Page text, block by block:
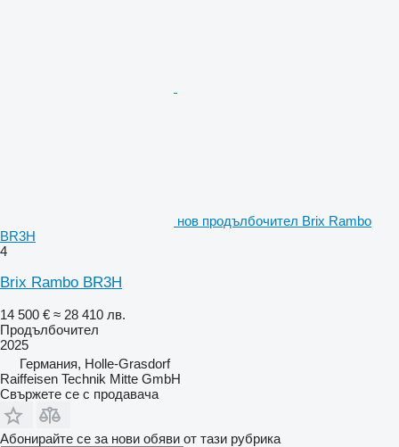
нов продълбочител Brix Rambo
BR3H
4
Brix Rambo BR3H
14 500 € ≈ 28 410 лв.
Продълбочител
2025
Германия, Holle-Grasdorf
Raiffeisen Technik Mitte GmbH
Свържете се с продавача
Абонирайте се за нови обяви от тази рубрика